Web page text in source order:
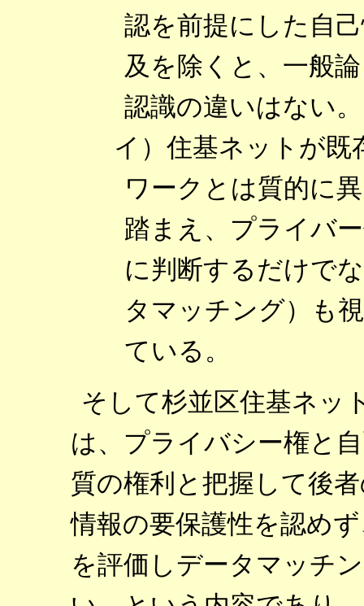
認を前提にした自
及を除くと、一般
認識の違いはない。
イ）住基ネットが
ワークとは質的に
踏まえ、プライバ
に判断するだけで
タマッチング）も
ている。
そして杉並区住基ネッ
は、プライバシー権と
質の権利と把握して後
情報の要保護性を認め
を評価しデータマッチ